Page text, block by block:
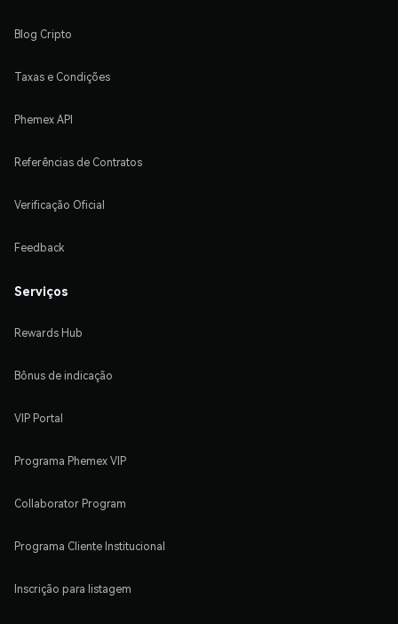
Blog Cripto
Taxas e Condições
Phemex API
Referências de Contratos
Verificação Oficial
Feedback
Serviços
Rewards Hub
Bônus de indicação
VIP Portal
Programa Phemex VIP
Collaborator Program
Programa Cliente Institucional
Inscrição para listagem